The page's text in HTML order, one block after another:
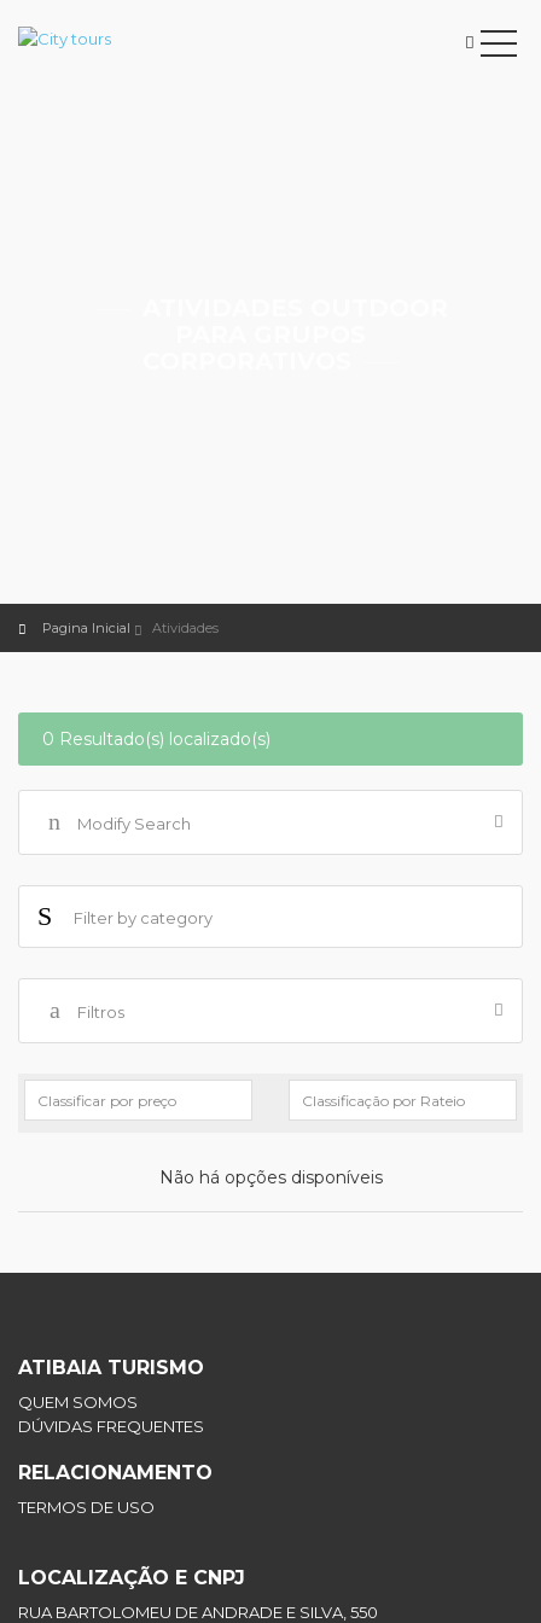
Pagina Inicial Atividades
0 Resultado(s) localizado(s)
Modify Search
Filtros
Não há opções disponíveis
ATIBAIA TURISMO
QUEM SOMOS
DÚVIDAS FREQUENTES
RELACIONAMENTO
TERMOS DE USO
LOCALIZAÇÃO E CNPJ
RUA BARTOLOMEU DE ANDRADE E SILVA, 550